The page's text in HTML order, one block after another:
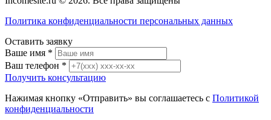
Политика конфиденциальности персональных данных
Оставить заявку
Ваше имя *
Ваш телефон *
Получить консультацию
Нажимая кнопку «Отправить» вы соглашаетесь с Политикой
конфиденциальности